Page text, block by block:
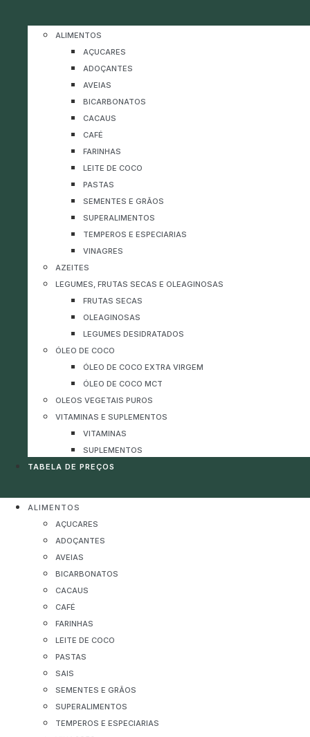
ALIMENTOS
AÇUCARES
ADOÇANTES
AVEIAS
BICARBONATOS
CACAUS
CAFÉ
FARINHAS
LEITE DE COCO
PASTAS
SEMENTES E GRÃOS
SUPERALIMENTOS
TEMPEROS E ESPECIARIAS
VINAGRES
AZEITES
LEGUMES, FRUTAS SECAS E OLEAGINOSAS
FRUTAS SECAS
OLEAGINOSAS
LEGUMES DESIDRATADOS
ÓLEO DE COCO
ÓLEO DE COCO EXTRA VIRGEM
ÓLEO DE COCO MCT
OLEOS VEGETAIS PUROS
VITAMINAS E SUPLEMENTOS
VITAMINAS
SUPLEMENTOS
TABELA DE PREÇOS
ALIMENTOS
AÇUCARES
ADOÇANTES
AVEIAS
BICARBONATOS
CACAUS
CAFÉ
FARINHAS
LEITE DE COCO
PASTAS
SAIS
SEMENTES E GRÃOS
SUPERALIMENTOS
TEMPEROS E ESPECIARIAS